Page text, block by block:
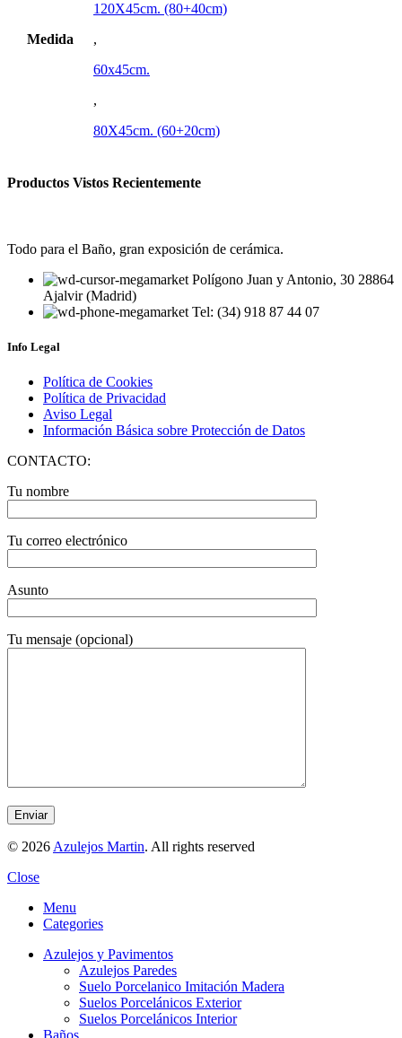
Medida
120X45cm. (80+40cm)
,
60x45cm.
,
80X45cm. (60+20cm)
Productos Vistos Recientemente
Todo para el Baño, gran exposición de cerámica.
Polígono Juan y Antonio, 30 28864
Ajalvir (Madrid)
Tel: (34) 918 87 44 07
Info Legal
Política de Cookies
Política de Privacidad
Aviso Legal
Información Básica sobre Protección de Datos
CONTACTO:
Tu nombre
Tu correo electrónico
Asunto
Tu mensaje (opcional)
© 2026 Azulejos Martin. All rights reserved
Close
Menu
Categories
Azulejos y Pavimentos
Azulejos Paredes
Suelo Porcelanico Imitación Madera
Suelos Porcelánicos Exterior
Suelos Porcelánicos Interior
Baños